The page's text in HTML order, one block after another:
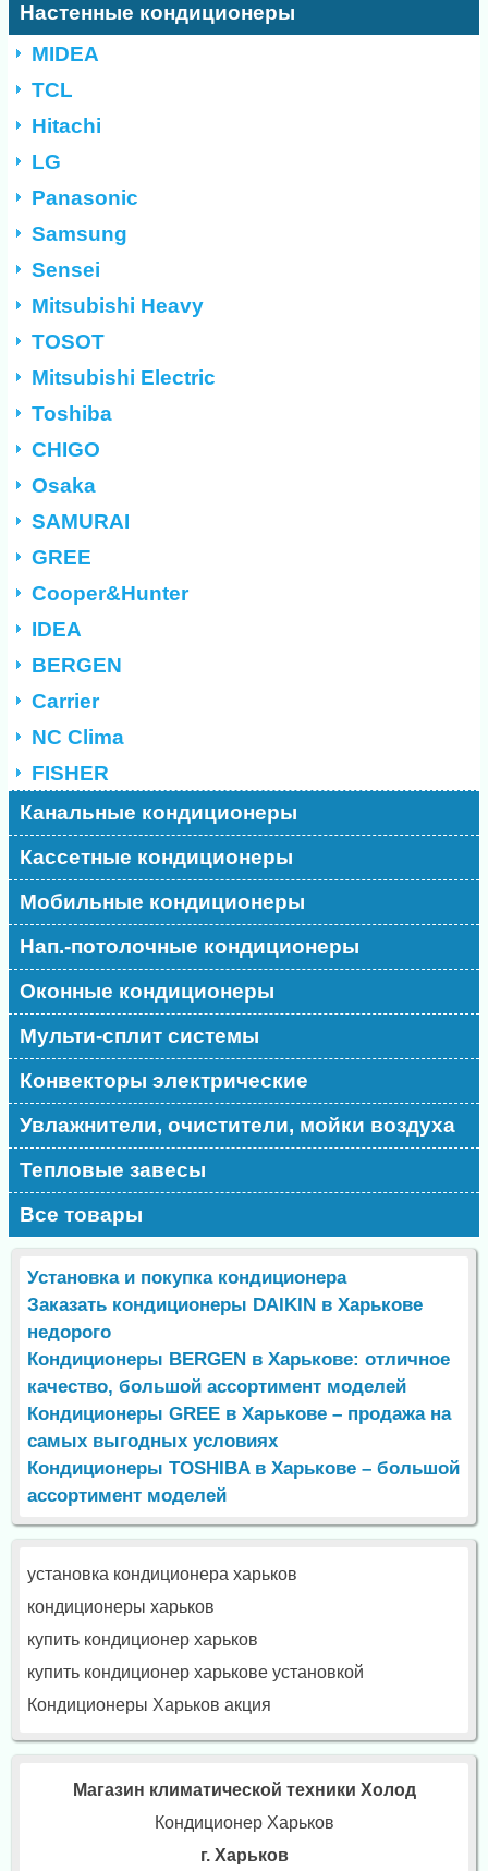
Настенные кондиционеры
MIDEA
TCL
Hitachi
LG
Panasonic
Samsung
Sensei
Mitsubishi Heavy
TOSOT
Mitsubishi Electric
Toshiba
CHIGO
Osaka
SAMURAI
GREE
Cooper&Hunter
IDEA
BERGEN
Carrier
NC Clima
FISHER
Канальные кондиционеры
Кассетные кондиционеры
Мобильные кондиционеры
Нап.-потолочные кондиционеры
Оконные кондиционеры
Мульти-сплит системы
Конвекторы электрические
Увлажнители, очистители, мойки воздуха
Тепловые завесы
Все товары
Установка и покупка кондиционера
Заказать кондиционеры DAIKIN в Харькове
недорого
Кондиционеры BERGEN в Харькове: отличное
качество, большой ассортимент моделей
Кондиционеры GREE в Харькове – продажа на
самых выгодных условиях
Кондиционеры TOSHIBA в Харькове – большой
ассортимент моделей
установка кондиционера харьков
кондиционеры харьков
купить кондиционер харьков
купить кондиционер харькове установкой
Кондиционеры Харьков акция
Магазин климатической техники Холод
Кондиционер Харьков
г. Харьков